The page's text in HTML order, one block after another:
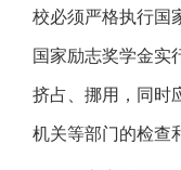
校必须严格执行国
国家励志奖学金实
挤占、挪用，同时
机关等部门的检查